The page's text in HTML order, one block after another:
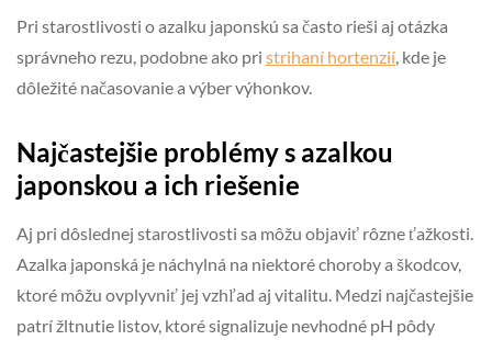
Pri starostlivosti o azalku japonskú sa často rieši aj otázka
správneho rezu, podobne ako pri strihaní hortenzií, kde je
dôležité načasovanie a výber výhonkov.
Najčastejšie problémy s azalkou
japonskou a ich riešenie
Aj pri dôslednej starostlivosti sa môžu objaviť rôzne ťažkosti.
Azalka japonská je náchylná na niektoré choroby a škodcov,
ktoré môžu ovplyvniť jej vzhľad aj vitalitu. Medzi najčastejšie
patrí žltnutie listov, ktoré signalizuje nevhodné pH pôdy